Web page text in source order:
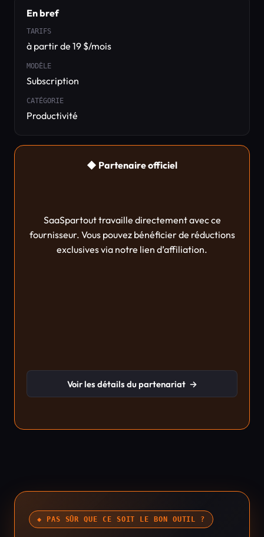
En bref
TARIFS
à partir de 19 $/mois
MODÈLE
Subscription
CATÉGORIE
Productivité
◆ Partenaire officiel
SaaSpartout travaille directement avec ce
fournisseur. Vous pouvez bénéficier de réductions
exclusives via notre lien d’affiliation.
Voir les détails du partenariat →
◆ PAS SÛR QUE CE SOIT LE BON OUTIL ?